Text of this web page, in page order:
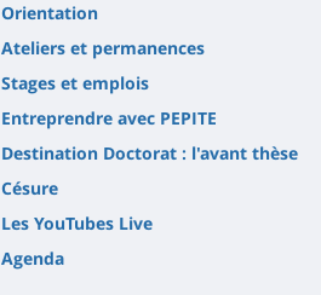
Orientation
Ateliers et permanences
Stages et emplois
Entreprendre avec PEPITE
Destination Doctorat : l'avant thèse
Césure
Les YouTubes Live
Agenda